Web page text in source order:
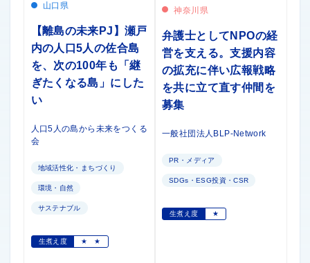
山口県
【離島の未来PJ】瀬戸
内の人口5人の佐合島
を、次の100年も「継
ぎたくなる島」にした
い
人口5人の島から未来をつくる
会
地域活性化・まちづくり
環境・自然
サステナブル
生煮え度 ★ ★
神奈川県
弁護士としてNPOの経
営を支える。支援内容
の拡充に伴い広報戦略
を共に立て直す仲間を
募集
一般社団法人BLP-Network
PR・メディア
SDGs・ESG投資・CSR
生煮え度 ★